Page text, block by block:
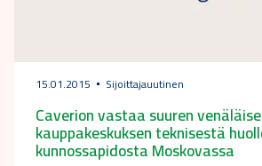
15.01.2015 Sijoittajauutinen
Caverion vastaa suuren
kauppakeskuksen teknisestä
kunnossapidosta Moskovassa